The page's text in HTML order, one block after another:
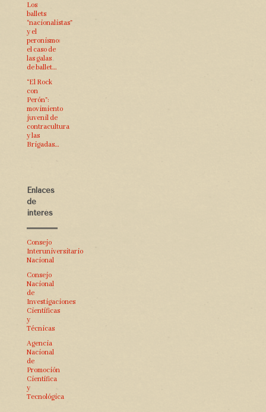
Los
ballets
“nacionalistas”
y el
peronismo:
el caso de
las galas
de ballet…
“El Rock
con
Perón”:
movimiento
juvenil de
contracultura
y las
Brigadas…
Enlaces
de
interés
Consejo
Interuniversitario
Nacional
Consejo
Nacional
de
Investigaciones
Científicas
y
Técnicas
Agencia
Nacional
de
Promoción
Científica
y
Tecnológica